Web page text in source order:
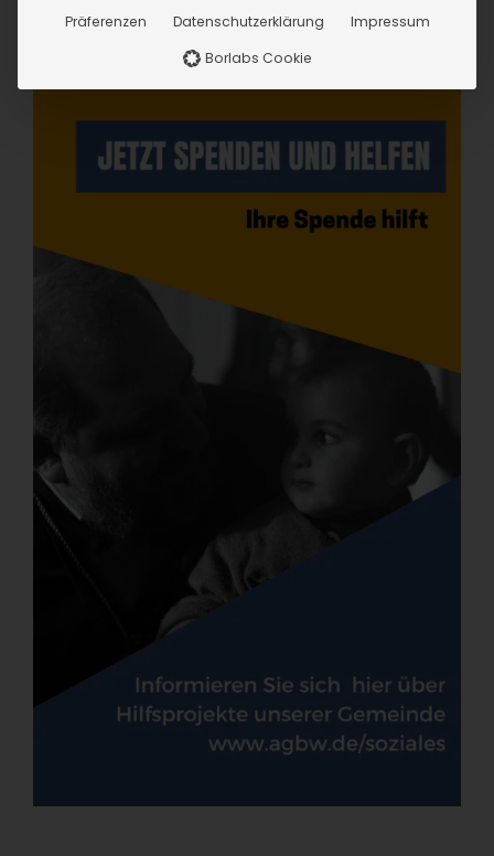
Präferenzen Datenschutzerklärung
Impressum
Borlabs Cookie